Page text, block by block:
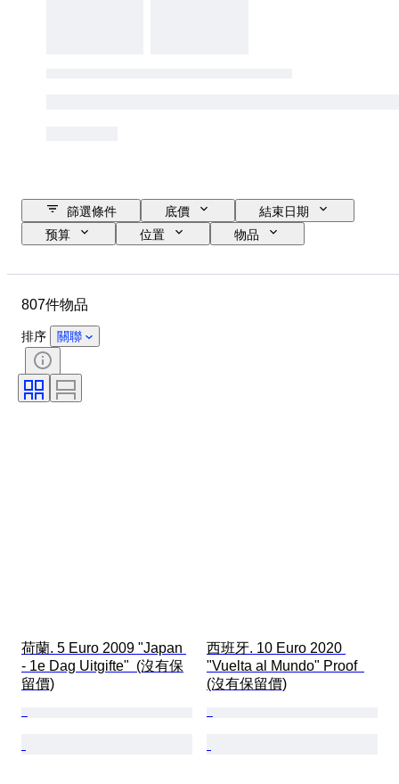
篩選條件 底價
結束日期
预算
位置
物品
硬幣類型
807件物品
排序 關聯
荷蘭. 5 Euro 2009 "Japan
- 1e Dag Uitgifte"  (沒有保
留價)
西班牙. 10 Euro 2020
"Vuelta al Mundo" Proof
(沒有保留價)